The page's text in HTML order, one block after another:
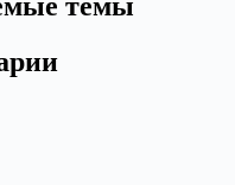
темы